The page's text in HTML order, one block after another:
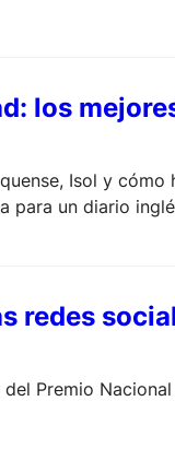
los
Isol y
para un diario
redes
Premio